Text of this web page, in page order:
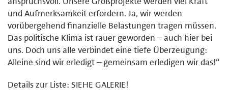
und Aufmerksamkeit erfordern. Ja, wir werden
vorübergehend finanzielle Belastungen tragen müssen.
Das politische Klima ist rauer geworden – auch hier bei
uns. Doch uns alle verbindet eine tiefe Überzeugung:
Alleine sind wir erledigt – gemeinsam erledigen wir das!“
Details zur Liste: SIEHE GALERIE!